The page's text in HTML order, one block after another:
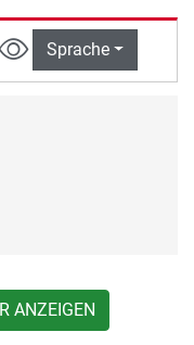
Sprache
ANZEIGEN